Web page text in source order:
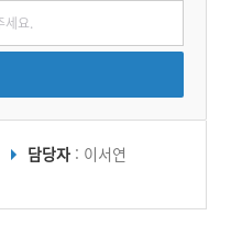
담당자 : 이서연